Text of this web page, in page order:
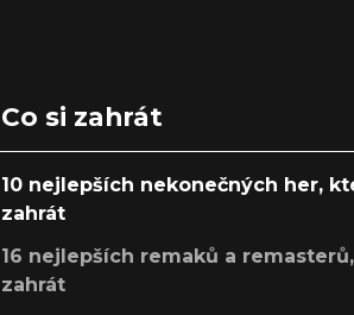
Co si zahrát
10 nejlepších nekonečných her,
zahrát
16 nejlepších remaků a
zahrát